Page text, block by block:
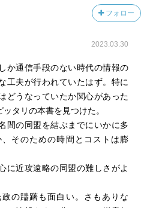
フォロー
2023.03.30
か通信手段のない時代の情報の
工夫が行われていたはず。特に
どうなっていたか関心があった
タリの本書を見つけた。
間の同盟を結ぶまでにいかに多
そのための時間とコストは膨
に近攻遠略の同盟の難しさがよ
の躊躇も面白い。さもありな